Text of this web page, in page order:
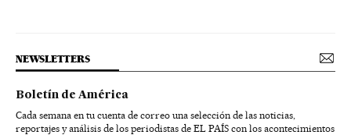
NEWSLETTERS
Boletín de América
Cada semana en tu cuenta de correo una selección de las noticias,
reportajes y análisis de los periodistas de EL PAÍS con los acontecimientos